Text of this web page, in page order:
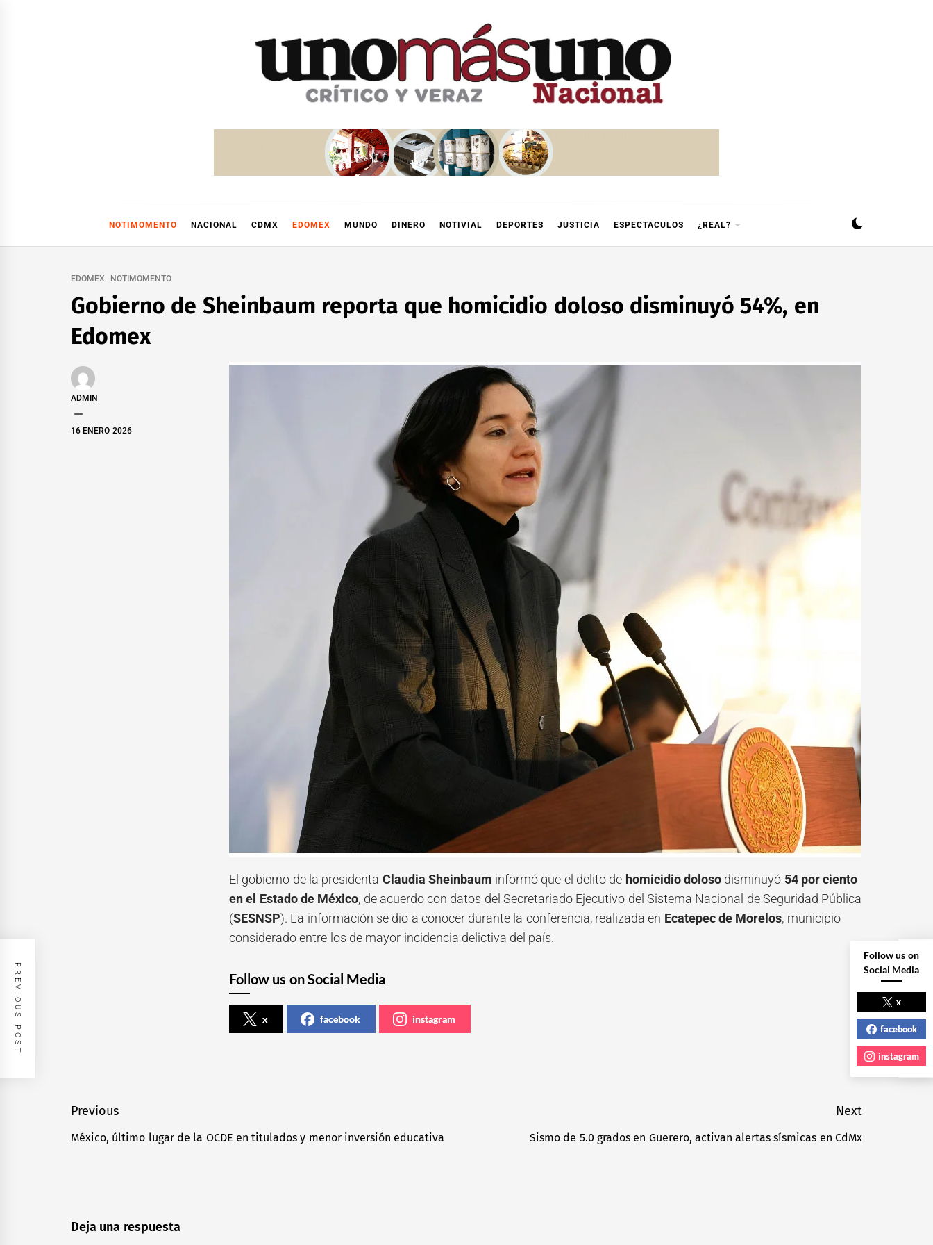
NOTIMOMENTO NACIONAL CDMX EDOMEX MUNDO DINERO NOTIVIAL DEPORTES JUSTICIA ESPECTACULOS ¿REAL?
EDOMEX NOTIMOMENTO
Gobierno de Sheinbaum reporta que homicidio doloso disminuyó 54%, en
Edomex
ADMIN
16 ENERO 2026
El gobierno de la presidenta Claudia Sheinbaum informó que el delito de homicidio doloso disminuyó 54 por ciento
en el Estado de México, de acuerdo con datos del Secretariado Ejecutivo del Sistema Nacional de Seguridad Pública
(SESNSP). La información se dio a conocer durante la conferencia, realizada en Ecatepec de Morelos, municipio
considerado entre los de mayor incidencia delictiva del país.
Follow us on Social Media
x facebook instagram
Navegación
de
Previous
Previous
México, último lugar de la OCDE en titulados y menor inversión educativa
Next
Next
Sismo de 5.0 grados en Guerero, activan alertas sísmicas en CdMx
PREVIOUS POST NEXT POST
Deja una respuesta
Follow us on
Social Media
x
facebook
instagram